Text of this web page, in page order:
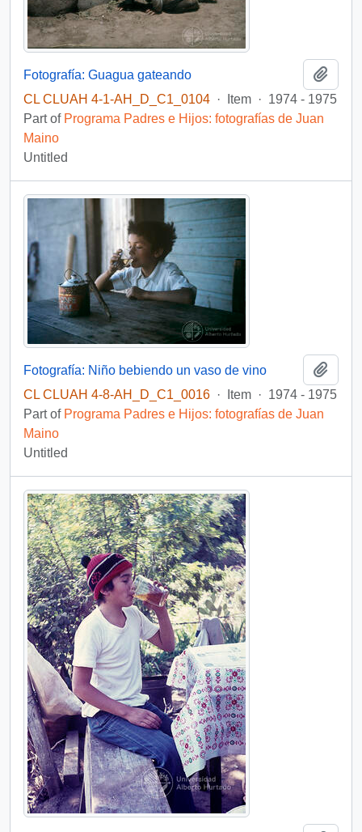
Fotografía: Guagua gateando
CL CLUAH 4-1-AH_D_C1_0104 · Item · 1974 - 1975
Part of Programa Padres e Hijos: fotografías de Juan
Maino
Untitled
Fotografía: Niño bebiendo un vaso de vino
CL CLUAH 4-8-AH_D_C1_0016 · Item · 1974 - 1975
Part of Programa Padres e Hijos: fotografías de Juan
Maino
Untitled